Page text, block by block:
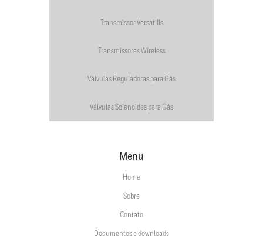
Transmissor Versatilis
Transmissores Wireless
Válvulas Reguladoras para Gás
Válvulas Solenoides para Gás
Menu
Home
Sobre
Contato
Documentos e downloads